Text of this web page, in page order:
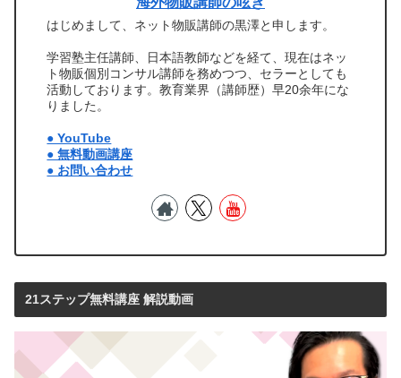
はじめまして、ネット物販講師の黒澤と申します。
学習塾主任講師、日本語教師などを経て、現在はネッ
ト物販個別コンサル講師を務めつつ、セラーとしても
活動しております。教育業界（講師歴）早20余年にな
りました。
● YouTube
● 無料動画講座
● お問い合わせ
21ステップ無料講座 解説動画